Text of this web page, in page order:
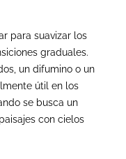
para suavizar los
graduales.
un difumino o un
útil en los
se busca un
con cielos